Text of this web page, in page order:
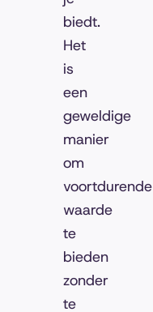
biedt.
Het
is
een
geweldige
manier
om
voortdurende
waarde
te
bieden
zonder
te